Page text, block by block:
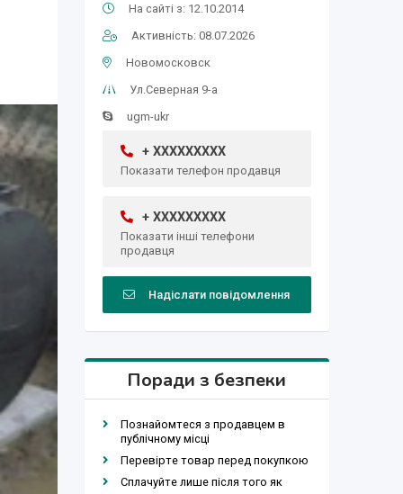
На сайті з: 12.10.2014
Активність: 08.07.2026
Новомосковск
Ул.Северная 9-а
ugm-ukr
+ XXXXXXXXX
Показати телефон продавця
+ XXXXXXXXX
Показати інші телефони
продавця
Надіслати повідомлення
Поради з безпеки
Познайомтеся з продавцем в
публічному місці
Перевірте товар перед покупкою
Сплачуйте лише після того як